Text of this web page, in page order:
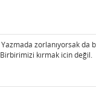
zorlanıyorsak
kırmak icin değil.